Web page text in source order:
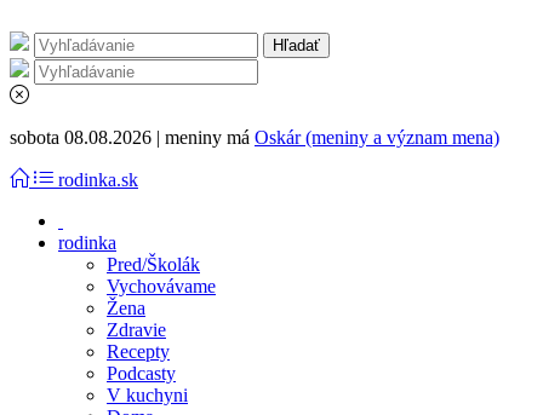
sobota 08.08.2026 | meniny má Oskár (meniny a význam mena)
rodinka.sk
rodinka
Pred/Školák
Vychovávame
Žena
Zdravie
Recepty
Podcasty
V kuchyni